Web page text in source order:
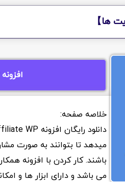
ها】
افزونه Affiliate WP
میدهد تا بتوانند به صورت
باشند. کار کردن با افزونه
می باشد و دارای ابزار ها و